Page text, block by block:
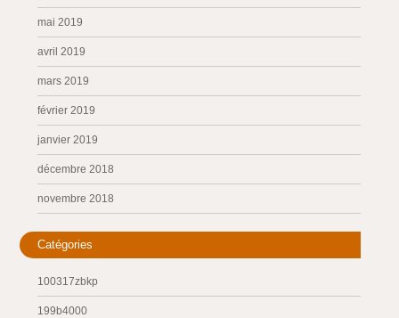
mai 2019
avril 2019
mars 2019
février 2019
janvier 2019
décembre 2018
novembre 2018
Catégories
100317zbkp
199b4000